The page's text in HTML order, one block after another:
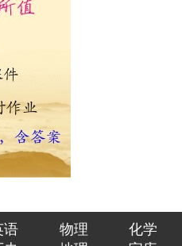
语 物理
化学